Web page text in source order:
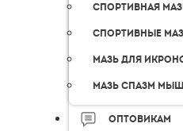
Спортивная
Спортивные
Мазь для
Мазь спазм
Оптовикам